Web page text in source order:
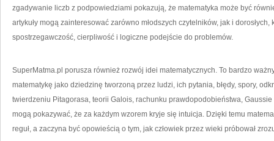
zgadywanie liczb z podpowiedziami pokazują, że matematyka może być
artykuły mogą zainteresować zarówno młodszych czytelników, jak i
spostrzegawczość, cierpliwość i logiczne podejście do problemów.
SuperMatma.pl porusza również rozwój idei matematycznych. To bardzo
matematykę jako dziedzinę tworzoną przez ludzi, ich pytania, błędy, spory,
twierdzeniu Pitagorasa, teorii Galois, rachunku prawdopodobieństwa,
mogą pokazywać, że za każdym wzorem kryje się intuicja. Dzięki temu
reguł, a zaczyna być opowieścią o tym, jak człowiek przez wieki próbował